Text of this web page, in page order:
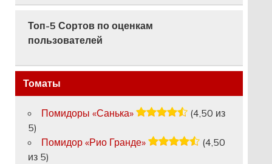
Топ-5 Сортов по оценкам
пользователей
Томаты
Помидоры «Санька»
(4,50 из
5)
Помидор «Рио Гранде»
(4,50
из 5)